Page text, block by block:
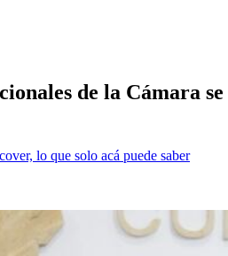
de la Cámara
lo que solo acá puede saber